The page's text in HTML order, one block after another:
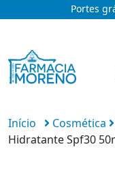
Portes
Início Cosmética
Hidratante Spf30